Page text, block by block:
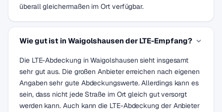
überall gleichermaßen im Ort verfügbar.
Wie gut ist in Waigolshausen der LTE-Empfang?
Die LTE-Abdeckung in Waigolshausen sieht insgesamt
sehr gut aus. Die großen Anbieter erreichen nach eigenen
Angaben sehr gute Abdeckungswerte. Allerdings kann es
sein, dass nicht jede Straße im Ort gleich gut versorgt
werden kann. Auch kann die LTE-Abdeckung der Anbieter